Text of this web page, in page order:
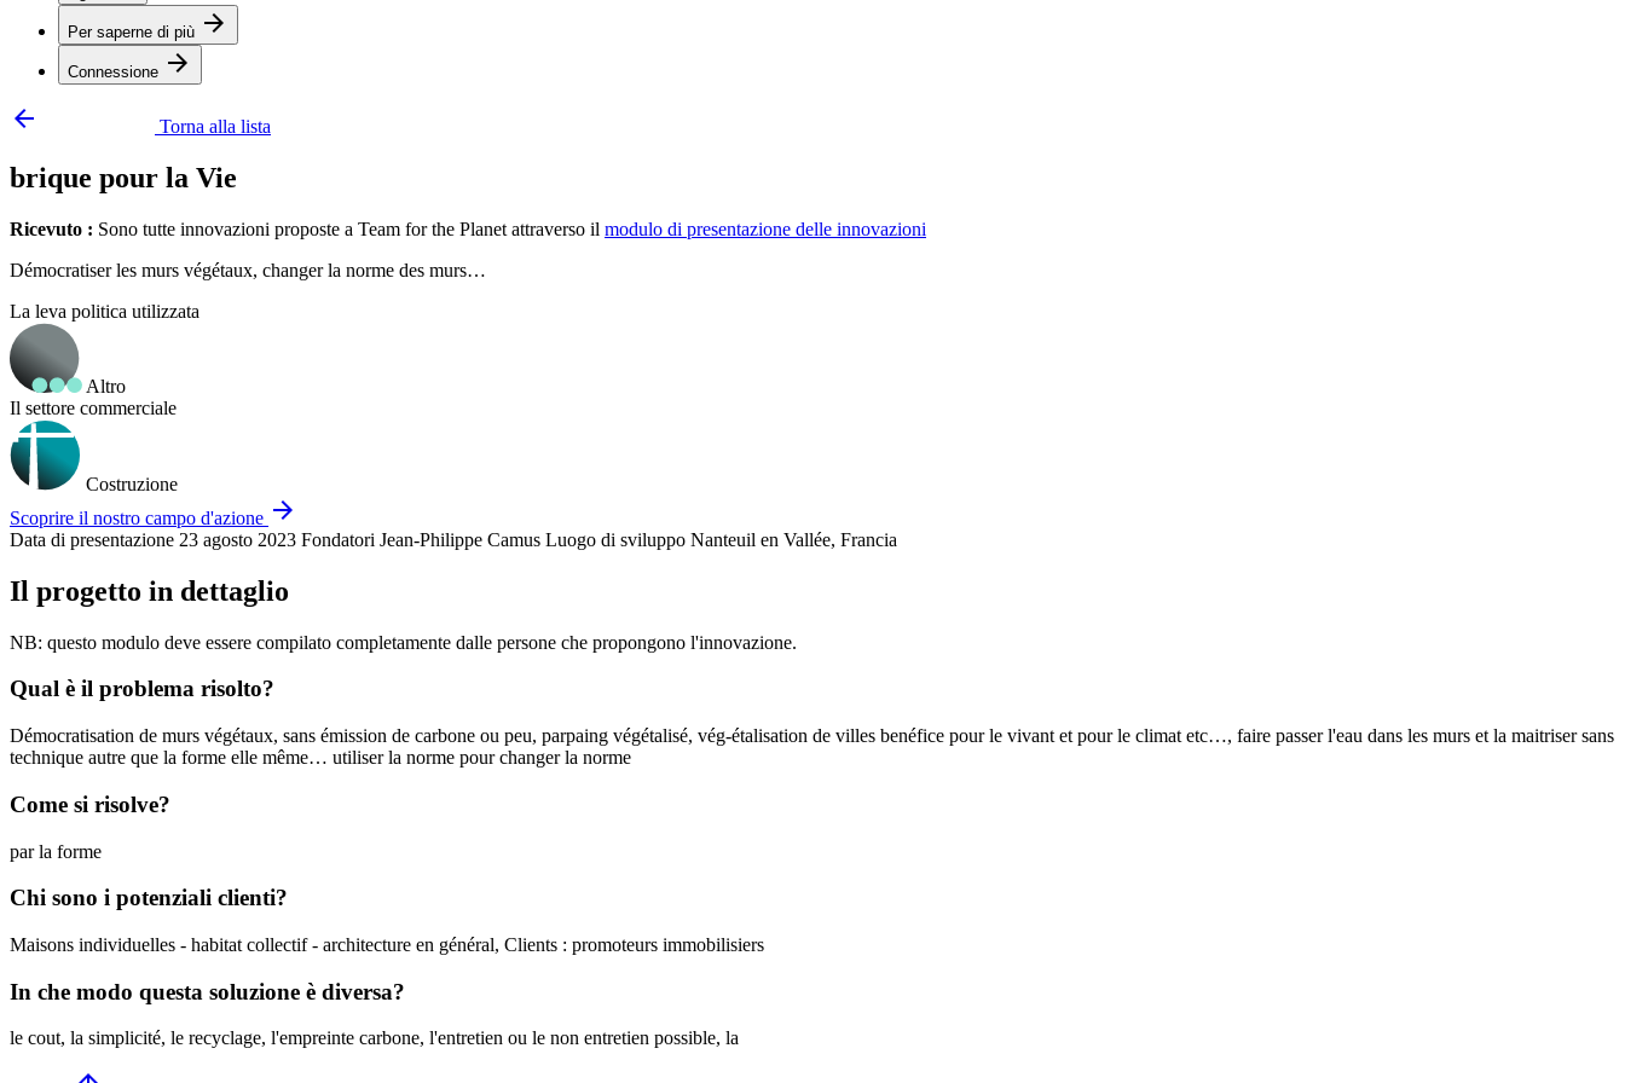
Per saperne di più arrow_forward
Connessione arrow_forward
arrow_backward
Torna alla lista
brique pour la Vie
Ricevuto : Sono tutte innovazioni proposte a Team for the Planet attraverso il modulo di presentazione delle innovazioni
Démocratiser les murs végétaux, changer la norme des murs…
La leva politica utilizzata
Altro
Il settore commerciale
Costruzione
Scoprire il nostro campo d'azione arrow_forward
Data di presentazione 23 agosto 2023 Fondatori Jean-Philippe Camus Luogo di sviluppo Nanteuil en Vallée, Francia
Il progetto in dettaglio
NB: questo modulo deve essere compilato completamente dalle persone che propongono l'innovazione.
Qual è il problema risolto?
Démocratisation de murs végétaux, sans émission de carbone ou peu, parpaing végétalisé, vég-étalisation de villes benéfice pour le vivant et pour le climat etc…, faire passer l'eau dans les murs et la maitriser sans
technique autre que la forme elle même… utiliser la norme pour changer la norme
Come si risolve?
par la forme
Chi sono i potenziali clienti?
Maisons individuelles - habitat collectif - architecture en général, Clients : promoteurs immobilisiers
In che modo questa soluzione è diversa?
le cout, la simplicité, le recyclage, l'empreinte carbone, l'entretien ou le non entretien possible, la